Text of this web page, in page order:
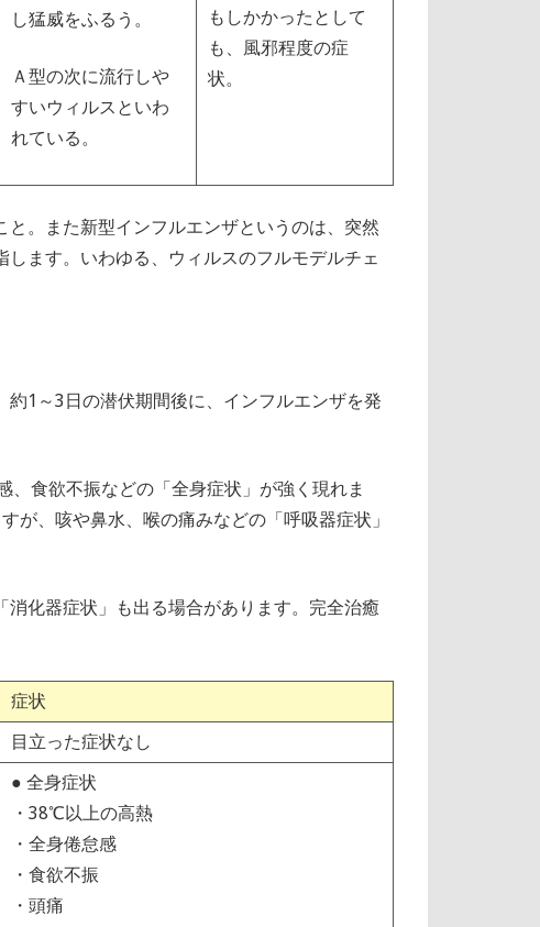
し猛威をふるう。
Ａ型の次に流行しや
すいウィルスといわ
れている。
もしかかったとして
も、風邪程度の症
状。
。また新型インフルエンザというのは、突然
ます。いわゆる、ウィルスのフルモデルチェ
1～3日の潜伏期間後に、インフルエンザを発
食欲不振などの「全身症状」が強く現れま
が、咳や鼻水、喉の痛みなどの「呼吸器症状」
化器症状」も出る場合があります。完全治癒
症状
目立った症状なし
● 全身症状
・38℃以上の高熱
・全身倦怠感
・食欲不振
・頭痛